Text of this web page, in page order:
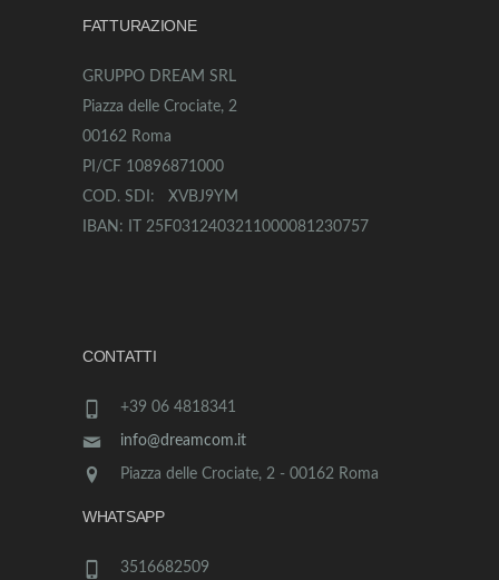
FATTURAZIONE
GRUPPO DREAM SRL
Piazza delle Crociate, 2
00162 Roma
PI/CF 10896871000
COD. SDI: XVBJ9YM
IBAN: IT 25F0312403211000081230757
CONTATTI
+39 06 4818341
info@dreamcom.it
Piazza delle Crociate, 2 - 00162 Roma
WHATSAPP
3516682509